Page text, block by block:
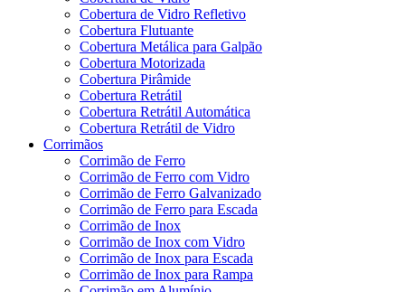
Cobertura de Vidro Refletivo
Cobertura Flutuante
Cobertura Metálica para Galpão
Cobertura Motorizada
Cobertura Pirâmide
Cobertura Retrátil
Cobertura Retrátil Automática
Cobertura Retrátil de Vidro
Corrimãos
Corrimão de Ferro
Corrimão de Ferro com Vidro
Corrimão de Ferro Galvanizado
Corrimão de Ferro para Escada
Corrimão de Inox
Corrimão de Inox com Vidro
Corrimão de Inox para Escada
Corrimão de Inox para Rampa